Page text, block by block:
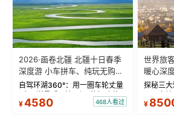
2026·画卷北疆 北疆十日春季
深度游 小车拼车、纯玩无购
物！
自驾环湖360°：用一圈车轮丈量
“大西洋最后一滴眼泪”的极致蔚
蓝。 赛湖旅拍：甄选多款风格服
¥4580 468人看过
世界旅
暖心深
探秘三
国国家
三大雅
¥